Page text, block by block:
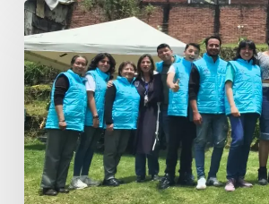
Quien
se
da,
crece:
Misión
con
rostro